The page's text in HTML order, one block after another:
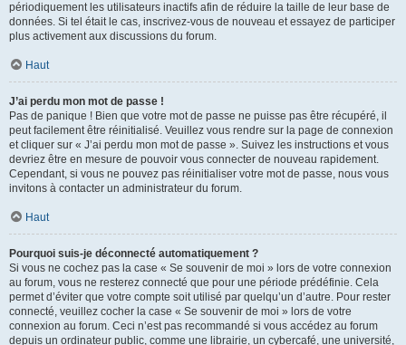
périodiquement les utilisateurs inactifs afin de réduire la taille de leur base de
données. Si tel était le cas, inscrivez-vous de nouveau et essayez de participer
plus activement aux discussions du forum.
Haut
J’ai perdu mon mot de passe !
Pas de panique ! Bien que votre mot de passe ne puisse pas être récupéré, il
peut facilement être réinitialisé. Veuillez vous rendre sur la page de connexion
et cliquer sur « J’ai perdu mon mot de passe ». Suivez les instructions et vous
devriez être en mesure de pouvoir vous connecter de nouveau rapidement.
Cependant, si vous ne pouvez pas réinitialiser votre mot de passe, nous vous
invitons à contacter un administrateur du forum.
Haut
Pourquoi suis-je déconnecté automatiquement ?
Si vous ne cochez pas la case « Se souvenir de moi » lors de votre connexion
au forum, vous ne resterez connecté que pour une période prédéfinie. Cela
permet d’éviter que votre compte soit utilisé par quelqu’un d’autre. Pour rester
connecté, veuillez cocher la case « Se souvenir de moi » lors de votre
connexion au forum. Ceci n’est pas recommandé si vous accédez au forum
depuis un ordinateur public, comme une librairie, un cybercafé, une université,